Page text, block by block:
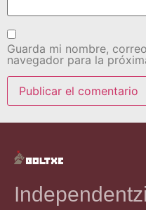
Guarda mi nombre,
navegador para la